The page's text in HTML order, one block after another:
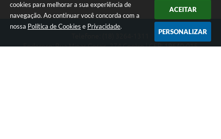
cookies para melhorar a sua experiência de
navegação. Ao continuar você concorda com a
nossa Política de Cookies e Privacidade.
ACEITAR
PERSONALIZAR
Endereço: Rua Minas Gerais, 274 Centro | CEP: 19640-015